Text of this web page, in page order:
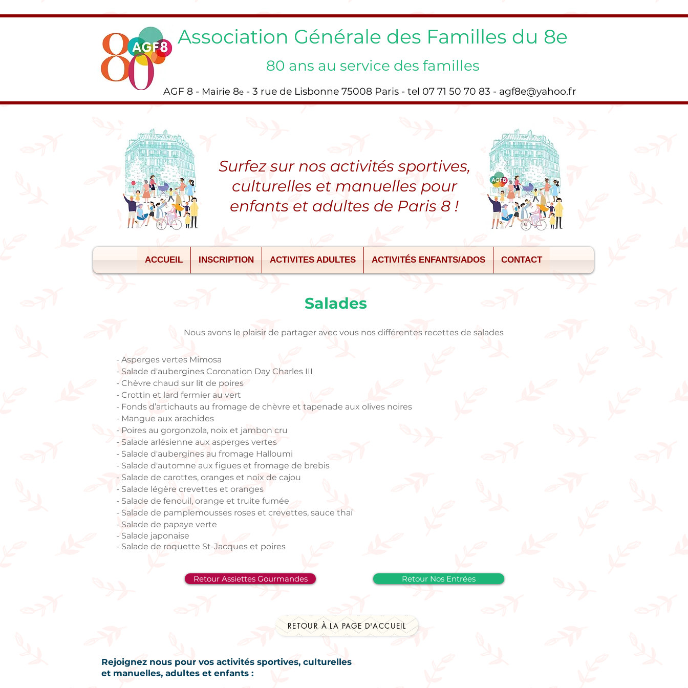
Association Générale des Familles du 8e
80 ans au service des familles
AGF 8 - Mairie 8e - 3 rue de Lisbonne 75008 Paris - tel 07 71 50 70 83 - agf8e@yahoo.fr
Surfez sur nos activités sportives,
culturelles et manuelles pour
enfants et adultes de Paris 8 !
ACCUEIL INSCRIPTION ACTIVITES ADULTES ACTIVITÉS ENFANTS/ADOS CONTACT
Salades
Nous avons le plaisir de partager avec vous nos différentes recettes de salades
- Asperges vertes Mimosa
- Salade d'aubergines Coronation Day Charles III
- Chèvre chaud sur lit de poires
- Crottin et lard fermier au vert
- Fonds d’artichauts au fromage de chèvre et tapenade aux olives noires
- Mangue aux arachides
- Poires au gorgonzola, noix et jambon cru
- Salade arlésienne aux asperges vertes
- Salade d'aubergines au fromage Halloumi
- Salade d'automne aux figues et fromage de brebis
- Salade de carottes, oranges et noix de cajou
- Salade légère crevettes et oranges
- Salade de fenouil, orange et truite fumée
- Salade de pamplemousses roses et crevettes, sauce thaï
- Salade de papaye verte
- Salade japonaise
- Salade de roquette St-Jacques et poires
Retour Assiettes Gourmandes Retour Nos Entrées
RETOUR À LA PAGE D'ACCUEIL
Rejoignez nous pour vos activités sportives, culturelles
et manuelles, adultes et enfants :